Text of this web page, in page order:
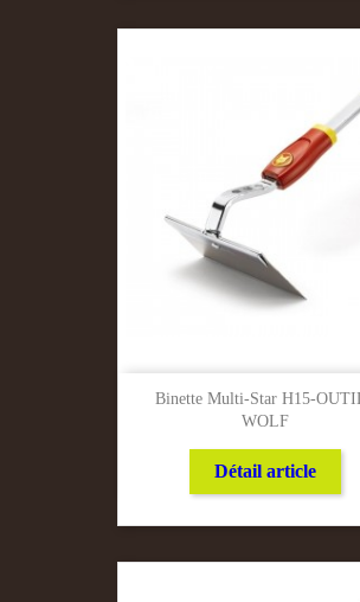
Binette Multi-Star H15-
WOLF
Détail article